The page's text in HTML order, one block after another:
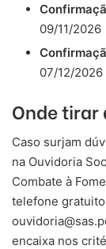
09/11/2026
07/12/2026
Onde tirar
Caso surjam
na Ouvidoria
Combate à
telefone
encaixa nos